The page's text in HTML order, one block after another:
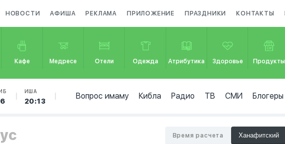
НОВОСТИ АФИША РЕКЛАМА ПРИЛОЖЕНИЕ ПРАЗДНИКИ КОНТАКТЫ
Кафе Медресе Отели Одежда Атрибутика Здоровье Продукты
ИША
20:13
Вопрос имаму Кибла Радио ТВ СМИ Блогеры
Время расчета